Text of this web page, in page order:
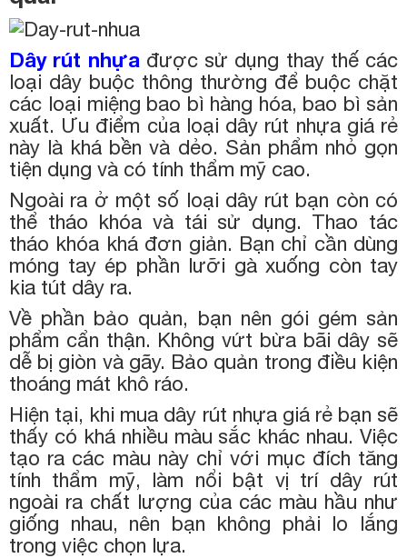
Dây rút nhựa được sử dụng thay thế các
loại dây buộc thông thường để buộc chặt
các loại miệng bao bì hàng hóa, bao bì sản
xuất. Ưu điểm của loại dây rút nhựa giá rẻ
này là khá bền và dẻo. Sản phẩm nhỏ gọn
tiện dụng và có tính thẩm mỹ cao.
Ngoài ra ở một số loại dây rút bạn còn có
thể tháo khóa và tái sử dụng. Thao tác
tháo khóa khá đơn giản. Bạn chỉ cần dùng
móng tay ép phần lưỡi gà xuống còn tay
kia tút dây ra.
Về phần bảo quản, bạn nên gói gém sản
phẩm cẩn thận. Không vứt bừa bãi dây sẽ
dễ bị giòn và gãy. Bảo quản trong điều kiện
thoáng mát khô ráo.
Hiện tại, khi mua dây rút nhựa giá rẻ bạn sẽ
thấy có khá nhiều màu sắc khác nhau. Việc
tạo ra các màu này chỉ với mục đích tăng
tính thẩm mỹ, làm nổi bật vị trí dây rút
ngoài ra chất lượng của các màu hầu như
giống nhau, nên bạn không phải lo lắng
trong việc chọn lựa.